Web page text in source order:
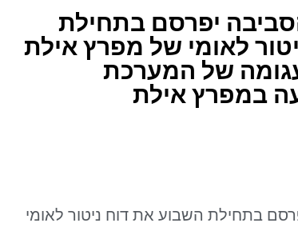
יפרסם בתחילת
לאומי של מפרץ אילת
של המערכת
במפרץ אילת
בתחילת השבוע את דוח ניטור לאומי